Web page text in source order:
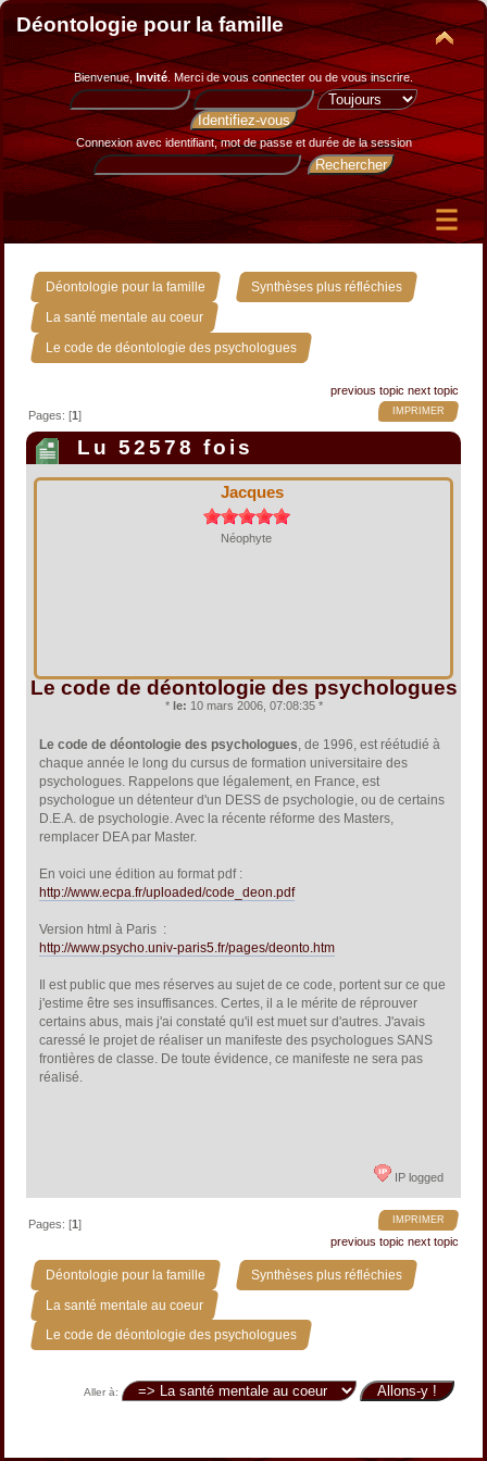
Déontologie pour la famille
Bienvenue, Invité. Merci devous connecter ou de vous inscrire.
Connexion avec identifiant, mot de passe et durée de la session
Déontologie pour la famille » Synthèses plus réfléchies »
La santé mentale au coeur »
Le code de déontologie des psychologues
previous topic next topic
IMPRIMER
Pages: [1]
Lu 52578 fois
Jacques
Néophyte
Le code de déontologie des psychologues
* le: 10 mars 2006, 07:08:35 *
Le code de déontologie des psychologues, de 1996, est réétudié à
chaque année le long du cursus de formation universitaire des
psychologues. Rappelons que légalement, en France, est
psychologue un détenteur d'un DESS de psychologie, ou de certains
D.E.A. de psychologie. Avec la récente réforme des Masters,
remplacer DEA par Master.
En voici une édition au format pdf :
http://www.ecpa.fr/uploaded/code_deon.pdf
Version html à Paris :
http://www.psycho.univ-paris5.fr/pages/deonto.htm
Il est public que mes réserves au sujet de ce code, portent sur ce que
j'estime être ses insuffisances. Certes, il a le mérite de réprouver
certains abus, mais j'ai constaté qu'il est muet sur d'autres. J'avais
caressé le projet de réaliser un manifeste des psychologues SANS
frontières de classe. De toute évidence, ce manifeste ne sera pas
réalisé.
IP logged
IMPRIMER
Pages: [1]
previous topic next topic
Déontologie pour la famille » Synthèses plus réfléchies »
La santé mentale au coeur »
Le code de déontologie des psychologues
Aller à: